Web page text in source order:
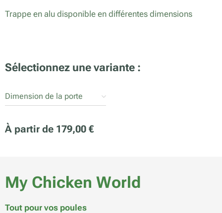
Trappe en alu disponible en différentes dimensions
Sélectionnez une variante :
Dimension de la porte
À partir de 179,00 €
My Chicken World
Tout pour vos poules